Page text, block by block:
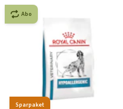
Sparpaket
Abo